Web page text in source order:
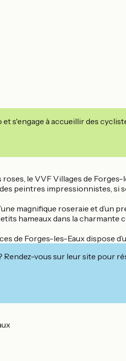
s'engage à accueillir des
roses, le VVF Villages de
peintres impressionnistes, si
magnifique roseraie et
hameaux dans la
de Forges-les-Eaux dispose
Rendez-vous sur leur site pour